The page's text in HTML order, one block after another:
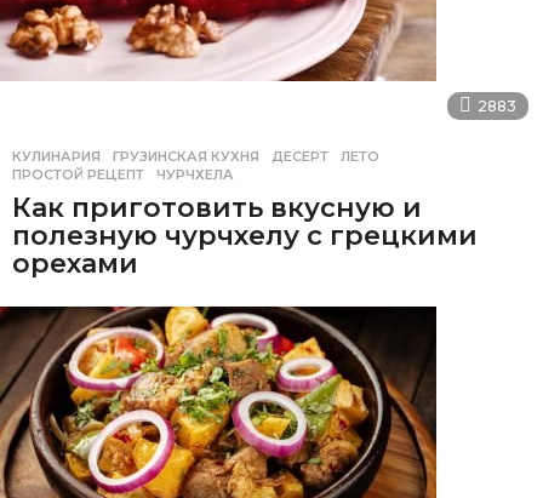
2883
КУЛИНАРИЯ ГРУЗИНСКАЯ КУХНЯ ,ДЕСЕРТ ,ЛЕТО
ПРОСТОЙ РЕЦЕПТ
,ЧУРЧХЕЛА
Как приготовить вкусную и
полезную чурчхелу с грецкими
орехами